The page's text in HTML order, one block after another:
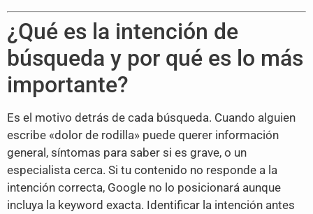
¿Qué es la intención de
búsqueda y por qué es lo más
importante?
Es el motivo detrás de cada búsqueda. Cuando alguien
escribe «dolor de rodilla» puede querer información
general, síntomas para saber si es grave, o un
especialista cerca. Si tu contenido no responde a la
intención correcta, Google no lo posicionará aunque
incluya la keyword exacta. Identificar la intención antes